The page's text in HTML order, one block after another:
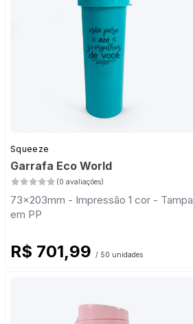
Squeeze
Garrafa Eco World
(0 avaliações)
73x203mm - Impressão 1 cor - Tampa
em PP
R$ 701,99 / 50 unidades